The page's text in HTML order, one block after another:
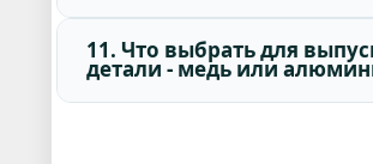
11. Что выбрать для
детали - медь или